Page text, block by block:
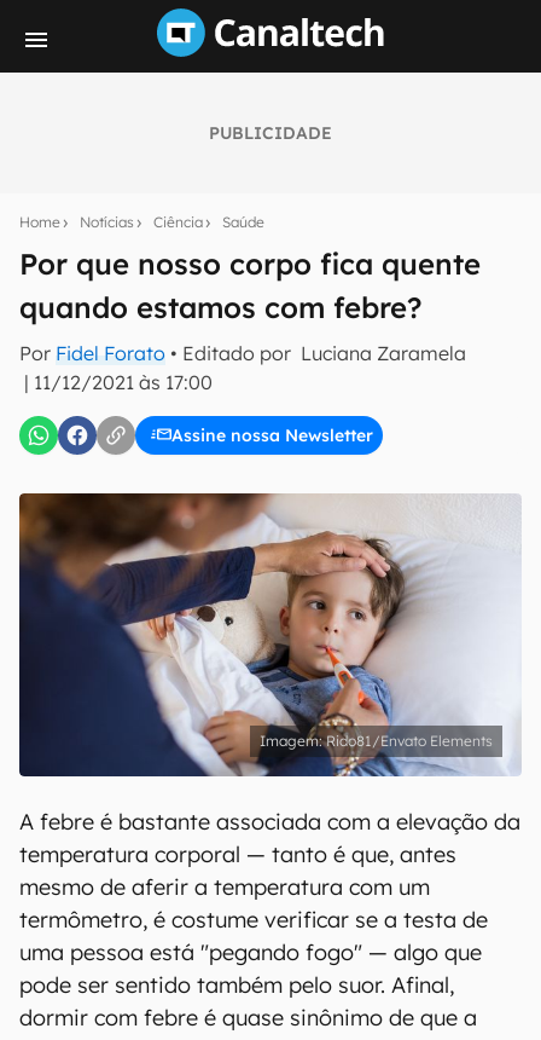
PUBLICIDADE
Home Notícias Ciência Saúde
Por que nosso corpo fica quente
quando estamos com febre?
Por Fidel Forato • Editado por Luciana Zaramela
| 11/12/2021 às 17:00
Assine nossa Newsletter
notícias e reviews sobre tecnologia em primeira
E-mail
Uso e Política de Privacidade do Canaltech.
Rido81/Envato Elements
A febre é bastante associada com a elevação da
temperatura corporal — tanto é que, antes
mesmo de aferir a temperatura com um
termômetro, é costume verificar se a testa de
uma pessoa está "pegando fogo" — algo que
pode ser sentido também pelo suor. Afinal,
dormir com febre é quase sinônimo de que a